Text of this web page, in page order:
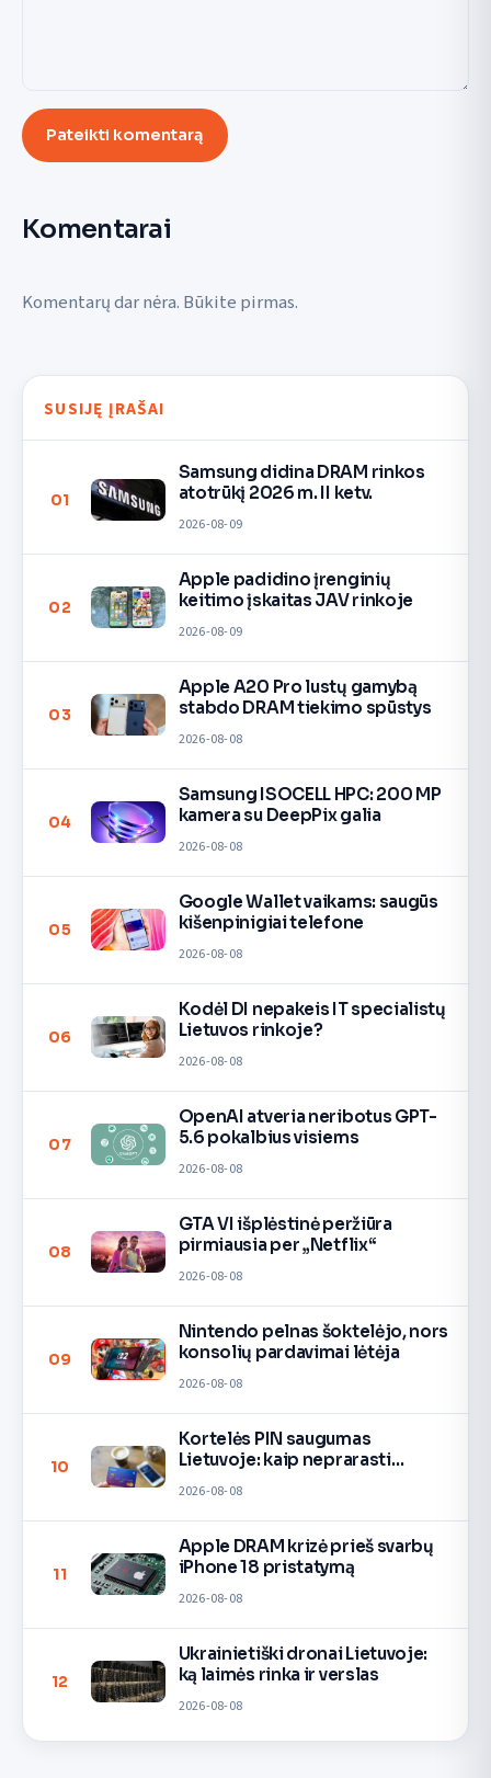
Pateikti komentarą
Komentarai
Komentarų dar nėra. Būkite pirmas.
SUSIJĘ ĮRAŠAI
01
Samsung didina DRAM rinkos
atotrūkį 2026 m. II ketv.
2026-08-09
02
Apple padidino įrenginių
keitimo įskaitas JAV rinkoje
2026-08-09
03
Apple A20 Pro lustų gamybą
stabdo DRAM tiekimo spūstys
2026-08-08
04
Samsung ISOCELL HPC: 200 MP
kamera su DeepPix galia
2026-08-08
05
Google Wallet vaikams: saugūs
kišenpinigiai telefone
2026-08-08
06
Kodėl DI nepakeis IT specialistų
Lietuvos rinkoje?
2026-08-08
07
OpenAI atveria neribotus GPT-
5.6 pokalbius visiems
2026-08-08
08
GTA VI išplėstinė peržiūra
pirmiausia per „Netflix“
2026-08-08
09
Nintendo pelnas šoktelėjo, nors
konsolių pardavimai lėtėja
2026-08-08
10
Kortelės PIN saugumas
Lietuvoje: kaip neprarasti
2026-08-08
11
Apple DRAM krizė prieš svarbų
iPhone 18 pristatymą
2026-08-08
12
Ukrainietiški dronai Lietuvoje:
ką laimės rinka ir verslas
2026-08-08